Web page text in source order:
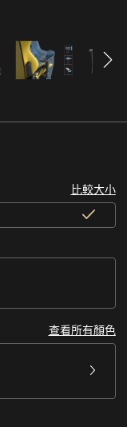
比較大小
查看所有顏色